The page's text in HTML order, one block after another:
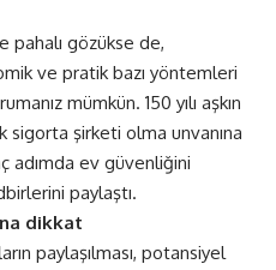
pahalı gözükse de,
ve pratik bazı yöntemleri
mümkün. 150 yılı aşkın
sigorta şirketi olma unvanına
adımda ev güvenliğini
paylaştı.
dikkat
paylaşılması, potansiyel